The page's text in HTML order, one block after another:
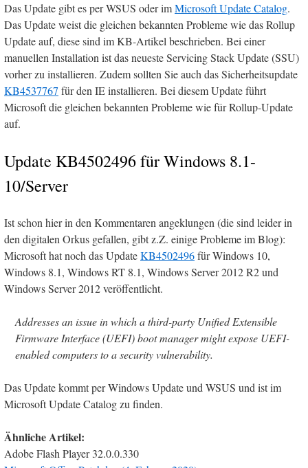
Das Update gibt es per WSUS oder imMicrosoft Update Catalog.
Das Update weist die gleichen bekannten Probleme wie das Rollup
Update auf, diese sind im KB-Artikel beschrieben. Bei einer
manuellen Installation ist das neueste Servicing Stack Update (SSU)
vorher zu installieren. Zudem sollten Sie auch das Sicherheitsupdate
KB4537767 für den IE installieren. Bei diesem Update führt
Microsoft die gleichen bekannten Probleme wie für Rollup-Update
auf.
Update KB4502496 für Windows 8.1-
10/Server
Ist schon hier in den Kommentaren angeklungen (die sind leider in
den digitalen Orkus gefallen, gibt z.Z. einige Probleme im Blog):
Microsoft hat noch das UpdateKB4502496für Windows 10,
Windows 8.1, Windows RT 8.1, Windows Server 2012 R2 und
Windows Server 2012 veröffentlicht.
Addresses an issue in which a third-party Unified Extensible
Firmware Interface (UEFI) boot manager might expose UEFI-
enabled computers to a security vulnerability.
Das Update kommt per Windows Update und WSUS und ist im
Microsoft Update Catalog zu finden.
Ähnliche Artikel:
Adobe Flash Player 32.0.0.330